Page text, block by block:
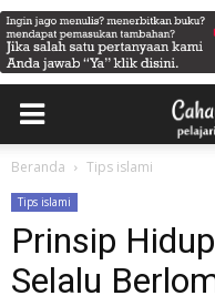
Beranda Tips islami
Tips islami
Prinsip
Selalu